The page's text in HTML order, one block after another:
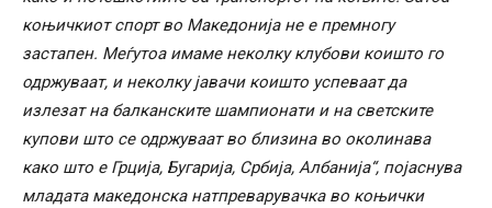
коњичкиот спорт во Македонија не е премногу
застапен. Меѓутоа имаме неколку клубови коишто го
одржуваат, и неколку јавачи коишто успеваат да
излезат на балканските шампионати и на светските
купови што се одржуваат во близина во околинава
како што е Грција, Бугарија, Србија, Албанија“, појаснува
младата македонска натпреварувачка во коњички